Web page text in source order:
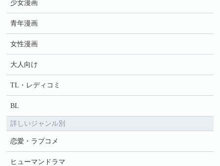
少女漫画
青年漫画
女性漫画
大人向け
TL・レディコミ
BL
詳しいジャンル別
恋愛・ラブコメ
ヒューマンドラマ